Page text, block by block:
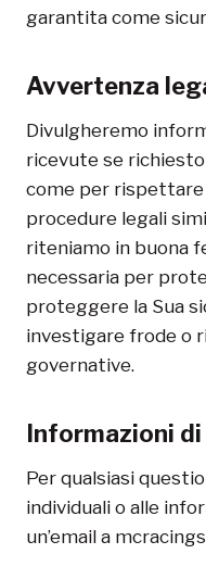
garantita come
Avvertenza
Divulgheremo
ricevute se
come per
procedure legali
riteniamo in buona
necessaria per
proteggere la Sua
investigare frode o
governative.
Informazioni
Per qualsiasi
individuali o alle
un’email a